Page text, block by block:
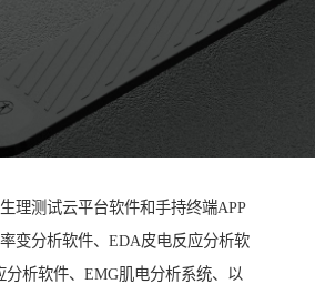
理测试云平台软件和手持终端APP
变分析软件、EDA皮电反应分析软
分析软件、EMG肌电分析系统、以